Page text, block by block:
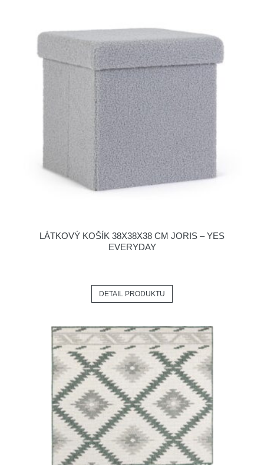
LÁTKOVÝ KOŠÍK 38X38X38 CM JORIS – YES
EVERYDAY
DETAIL PRODUKTU